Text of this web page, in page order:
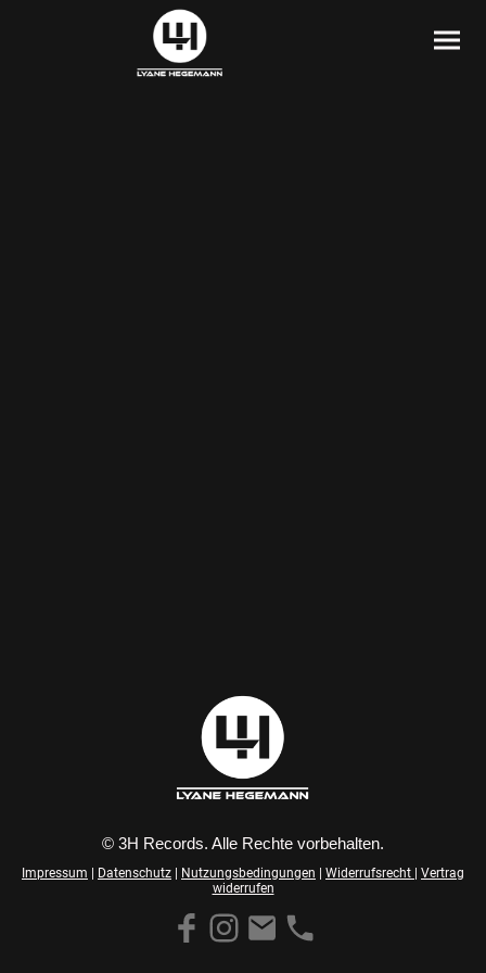
© 3H Records. Alle Rechte vorbehalten.
Impressum | Datenschutz | Nutzungsbedingungen | Widerrufsrecht | Vertrag
widerrufen